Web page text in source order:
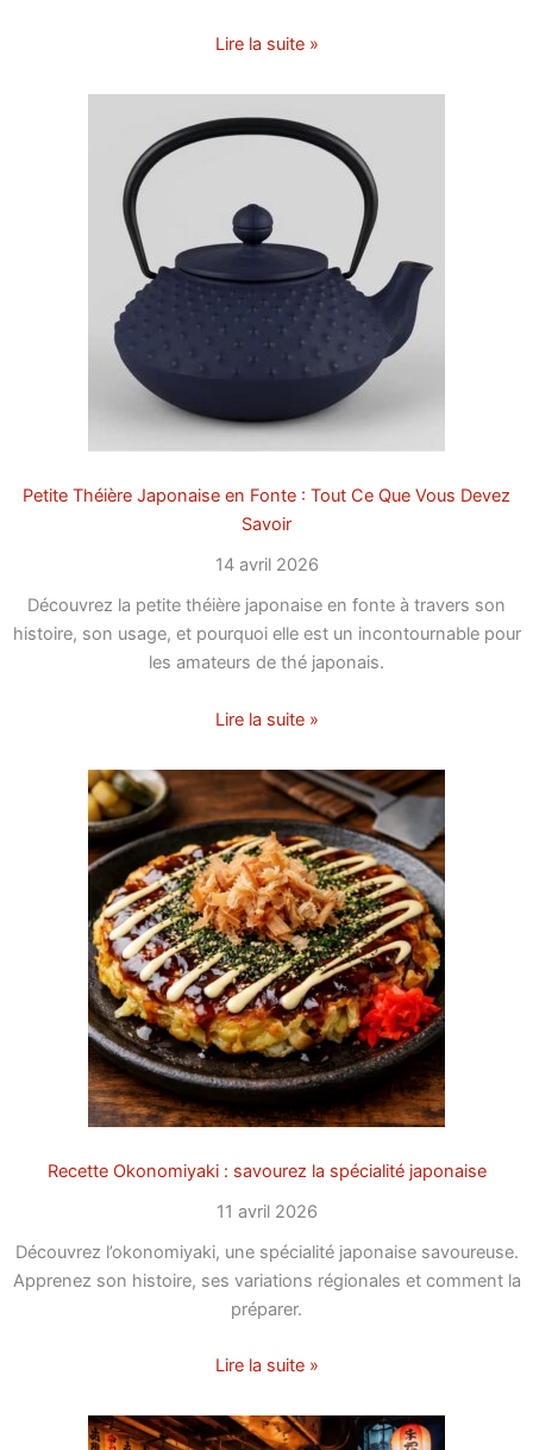
Lire la suite »
Petite Théière Japonaise en Fonte : Tout Ce Que Vous Devez
Savoir
14 avril 2026
Découvrez la petite théière japonaise en fonte à travers son
histoire, son usage, et pourquoi elle est un incontournable pour
les amateurs de thé japonais.
Lire la suite »
Recette Okonomiyaki : savourez la spécialité japonaise
11 avril 2026
Découvrez l’okonomiyaki, une spécialité japonaise savoureuse.
Apprenez son histoire, ses variations régionales et comment la
préparer.
Lire la suite »